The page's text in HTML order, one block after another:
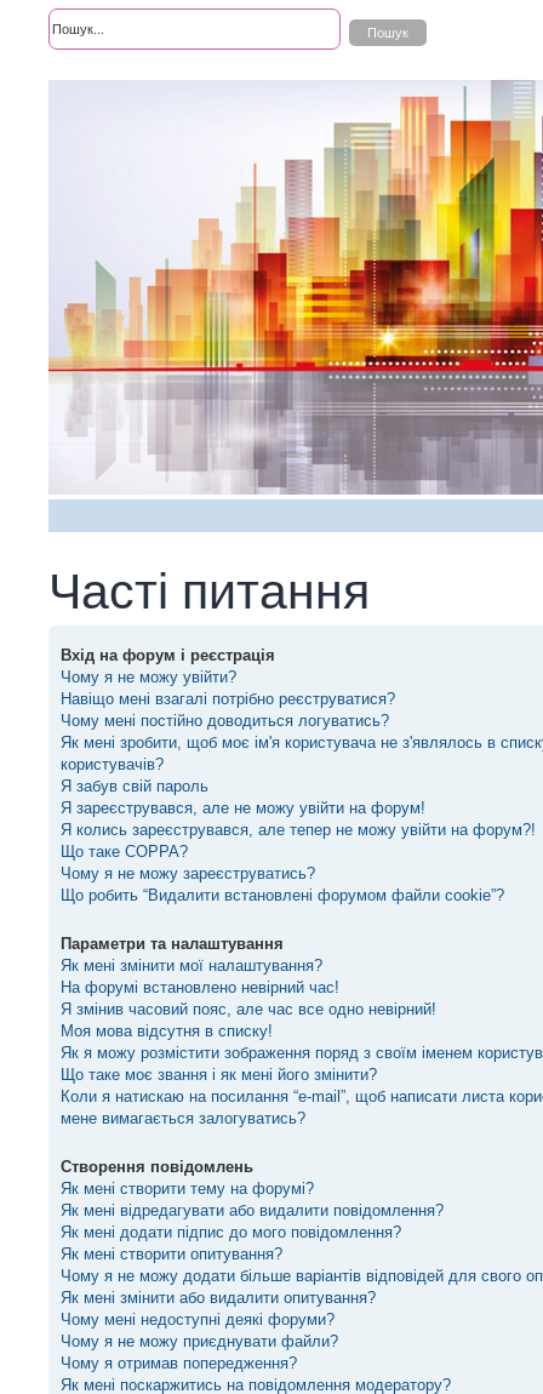
Часті питання
Вхід на форум і реєстрація
Чому я не можу увійти?
Навіщо мені взагалі потрібно реєструватися?
Чому мені постійно доводиться логуватись?
Як мені зробити, щоб моє ім'я користувача не з'являлось в
користувачів?
Я забув свій пароль
Я зареєструвався, але не можу увійти на форум!
Я колись зареєструвався, але тепер не можу увійти на форум?!
Що таке COPPA?
Чому я не можу зареєструватись?
Що робить “Видалити встановлені форумом файли cookie”?
Параметри та налаштування
Як мені змінити мої налаштування?
На форумі встановлено невірний час!
Я змінив часовий пояс, але час все одно невірний!
Моя мова відсутня в списку!
Як я можу розмістити зображення поряд з своїм іменем
Що таке моє звання і як мені його змінити?
Коли я натискаю на посилання “e-mail”, щоб написати листа
мене вимагається залогуватись?
Створення повідомлень
Як мені створити тему на форумі?
Як мені відредагувати або видалити повідомлення?
Як мені додати підпис до мого повідомлення?
Як мені створити опитування?
Чому я не можу додати більше варіантів відповідей для свого
Як мені змінити або видалити опитування?
Чому мені недоступні деякі форуми?
Чому я не можу приєднувати файли?
Чому я отримав попередження?
Як мені поскаржитись на повідомлення модератору?